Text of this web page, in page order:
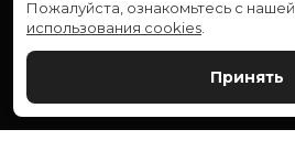
Расписание
Скоро в кино
Служба поддержки
Пожалуйста, ознакомьтесь с нашей
использования cookies
Принять